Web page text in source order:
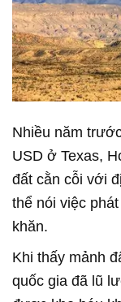
Nhiều năm
USD ở Texas,
đất cằn cỗi với
thể nói việc
khăn.
Khi thấy mảnh
quốc gia đã lũ